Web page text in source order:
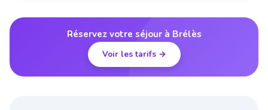
Réservez votre séjour à Brélès
Voir les tarifs →